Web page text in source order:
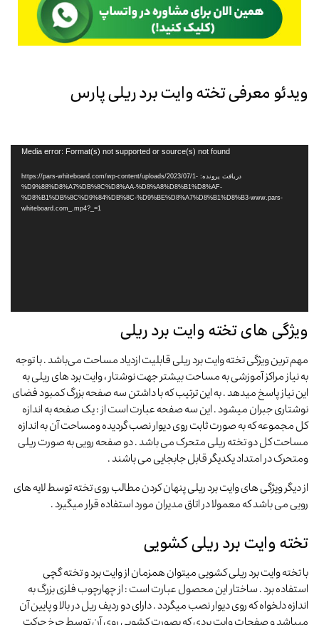
ویدئو معرفی تخته وایت برد ریلی پارس
Media error: Format(s) not supported or source(s) not found
دریافت پرونده: https://pars-whiteboard.com/wp-content/uploads/2023/07/1-
%D9%88%D8%A7%DB%8C%D8%AA-%D8%A8%D8%B1%D8%AF-
%D8%B1%DB%8C%D9%84%DB%8C-%D9%BE%D8%A7%D8%B1%D8%B3-www.pars-
whiteboard.com_.mp4?_=1
ویژگی های تخته وایت برد ریلی
مهم ترین ویژگی تخته وایت برد ریلی قابلیت ازدیاد مساحت می‌باشد . با توجه
به نیاز مراکز آموزشی به مساحت بیشتر جهت نوشتار ، وایت برد های ریلی به
این نیاز پاسخ میدهد . به این ترتیب که با داشتن سه صفحه بزرگ کمبود فضای
نوشتاری جبران میشود . این سه صفحه عبارت است از : یک صفحه به اندازه
کل مجموعه که به صورت ثابت روی دیوار نصب گردیده ومساحت آن به اندازه
مساحت کل دو تخته ریلی متحرک می باشد . دو صفحه رویی به صورت ریلی
ومتحرک در امتداد یکدیگر قابل جابجایی می باشند .
از دیگر ویژگی های وایت برد ریلی پنهان کردن مطالب روی تخته توسط لایه های
رویی می باشد که معمولا در اتاق مدیران مورد استفاده قرار میگیرد .
تخته وایت برد ریلی کشویی
با تخته وایت برد ریلی کشویی میتوان همزمان از وایت برد و تخته گچی
استفاده برد . ساختار این محصول عبارت است : از چهارچوب فلزی بزرگ به
اندازه دلخواه که روی دیوار نصب میگردد . دارای دو ردیف ریل در بالا و پایین آن